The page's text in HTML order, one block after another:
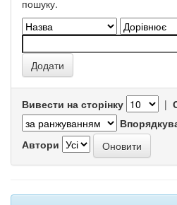
пошуку.
Вивести на сторінку |
Автори